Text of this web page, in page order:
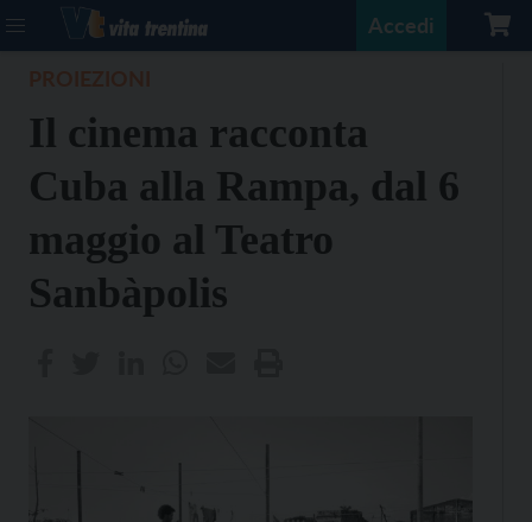
Accedi
Il cinema racconta
Cuba alla Rampa, dal 6
maggio al Teatro
Sanbàpolis